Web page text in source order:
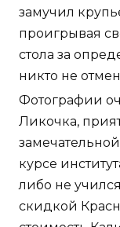
замучил
проигрывая
стола за
никто не
Фотографии
Ликочка,
курсе
либо не
скидкой